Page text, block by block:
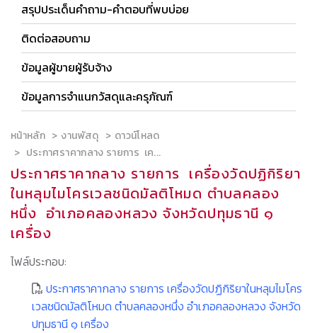
สรุปประเด็นคำถาม-คำตอบที่พบบ่อย
ติดต่อสอบถาม
ข้อมูลผู้ขายผู้รับจ้าง
ข้อมูลการจำแนกวัสดุและครุภัณฑ์
หน้าหลัก งานพัสดุ
ดาวน์โหลด
ประกาศราคากลาง รายการ เค...
ประกาศราคากลาง รายการ เครื่องวัดปฏิกิริยา
ในหลุมไมโครเวลชนิดมัลติโหมด ตำบลคลอง
หนึ่ง อำเภอคลองหลวง จังหวัดปทุมธานี ๑
เครื่อง
ไฟล์ประกอบ:
ประกาศราคากลาง รายการ เครื่องวัดปฏิกิริยาในหลุมไมโคร
เวลชนิดมัลติโหมด ตำบลคลองหนึ่ง อำเภอคลองหลวง จังหวัด
ปทุมธานี ๑ เครื่อง